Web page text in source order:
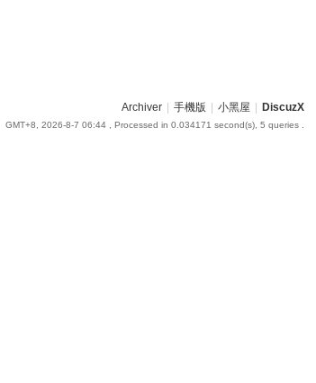
Archiver 手機版 小黑屋 DiscuzX
GMT+8, 2026-8-7 06:44, Processed in 0.034171 second(s), 5 queries .